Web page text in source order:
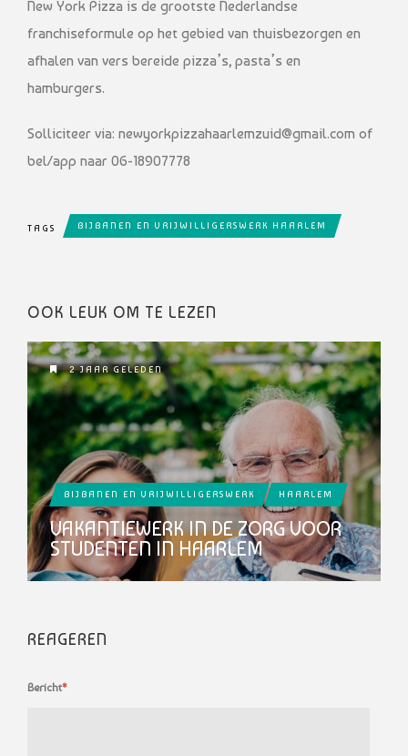
New York Pizza is de grootste Nederlandse
franchiseformule op het gebied van thuisbezorgen en
afhalen van vers bereide pizza’s, pasta’s en
hamburgers.
Solliciteer via: newyorkpizzahaarlemzuid@gmail.com of
bel/app naar 06-18907778
TAGS BIJBANEN EN VRIJWILLIGERSWERK HAARLEM
OOK LEUK OM TE LEZEN
2 JAAR GELEDEN
BIJBANEN EN VRIJWILLIGERSWERK HAARLEM
VAKANTIEWERK IN DE ZORG VOOR
STUDENTEN IN HAARLEM
REAGEREN
Bericht*